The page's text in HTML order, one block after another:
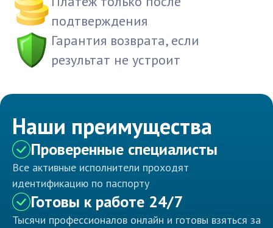
подтверждения
Гарантия возврата, если
результат не устроит
Наши преимущества
Проверенные специалисты
Все активные исполнители проходят
идентификацию по паспорту
Готовы к работе 24/7
Тысячи профессионалов онлайн и готовы взяться за